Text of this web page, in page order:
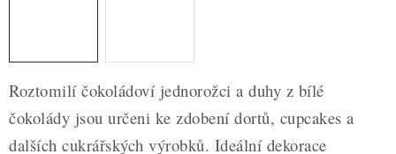
Hodnocení obchodu
Blog
Moje objednávka
Podmínky ochrany osobních údajů
Roztomilí čokoládoví jednorožci a duhy z bílé
čokolády jsou určeni ke zdobení dortů, cupcakes a
dalších cukrářských výrobků. Ideální dekorace